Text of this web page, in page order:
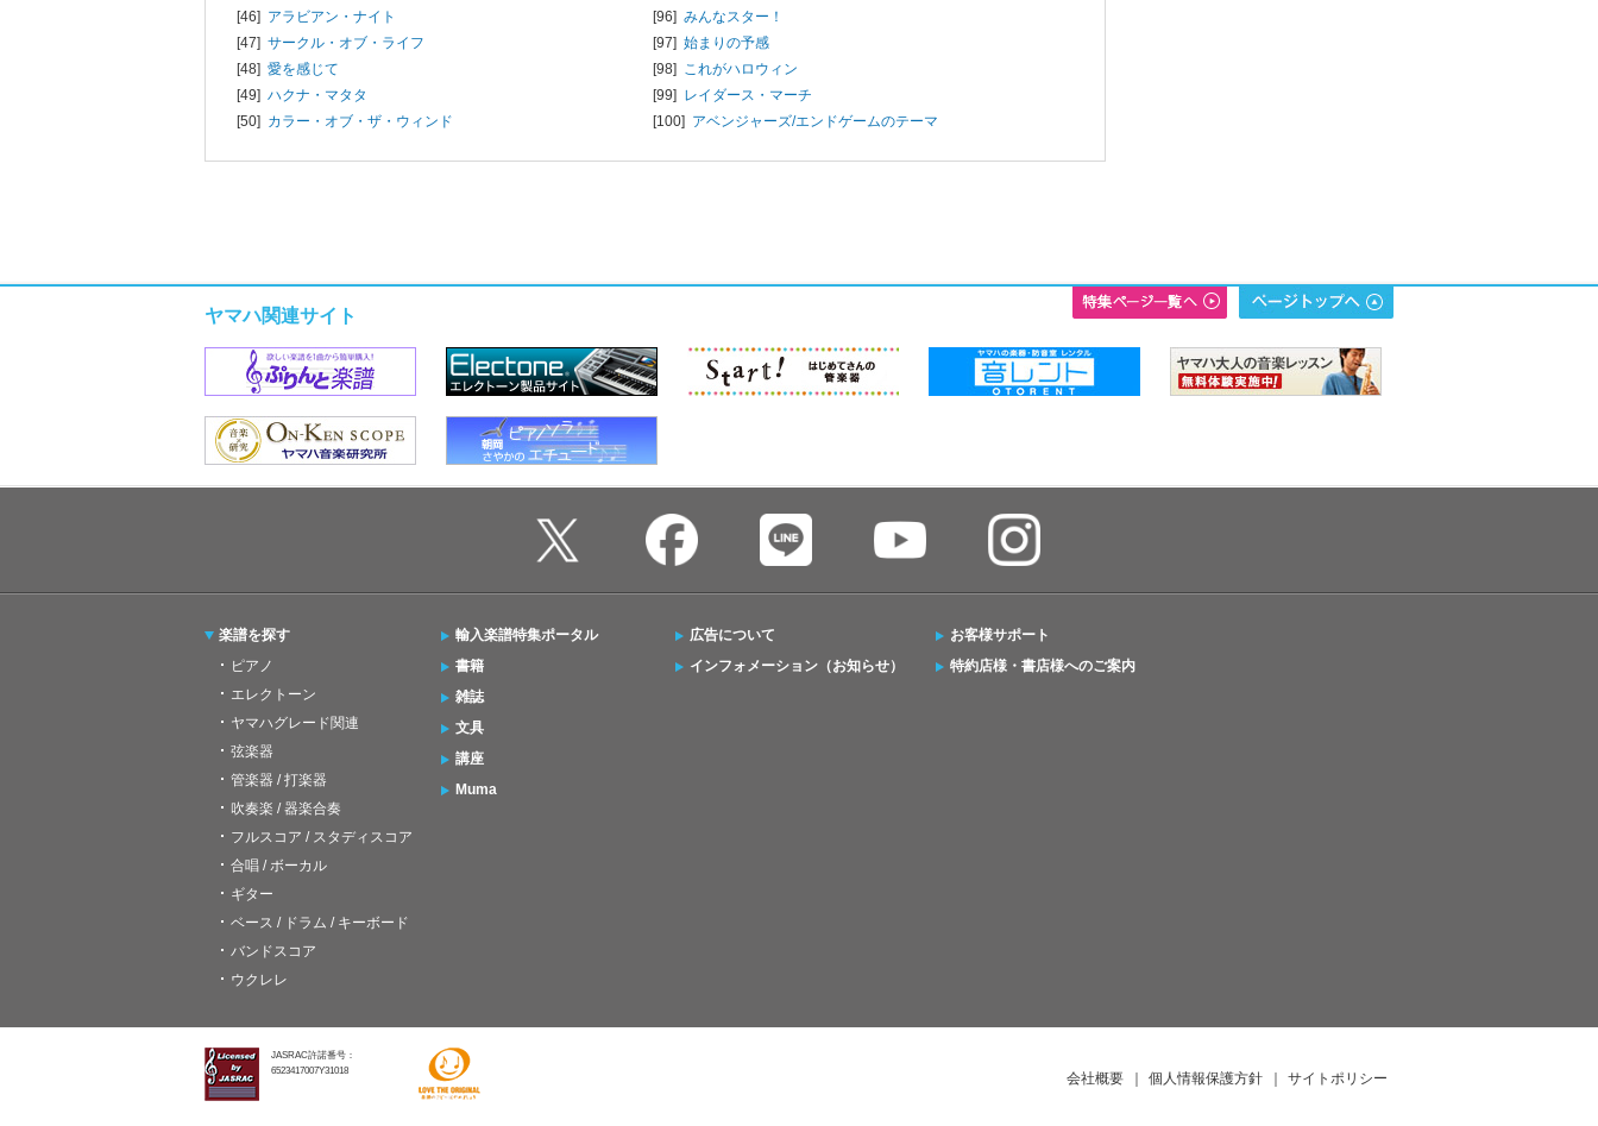
[46] アラビアン・ナイト
[47] サークル・オブ・ライフ
[48] 愛を感じて
[49] ハクナ・マタタ
[50] カラー・オブ・ザ・ウィンド
[96] みんなスター！
[97] 始まりの予感
[98] これがハロウィン
[99] レイダース・マーチ
[100] アベンジャーズ/エンドゲームのテーマ
ヤマハ関連サイト
楽譜を探す
ピアノ
エレクトーン
ヤマハグレード関連
弦楽器
管楽器 / 打楽器
吹奏楽 / 器楽合奏
フルスコア / スタディスコア
合唱 / ボーカル
ギター
ベース / ドラム / キーボード
バンドスコア
ウクレレ
輸入楽譜特集ポータル
書籍
雑誌
文具
講座
Muma
広告について
インフォメーション（お知らせ）
お客様サポート
特約店様・書店様へのご案内
JASRAC許諾番号：
6523417007Y31018
会社概要 ｜ 個人情報保護方針 ｜ サイトポリシー